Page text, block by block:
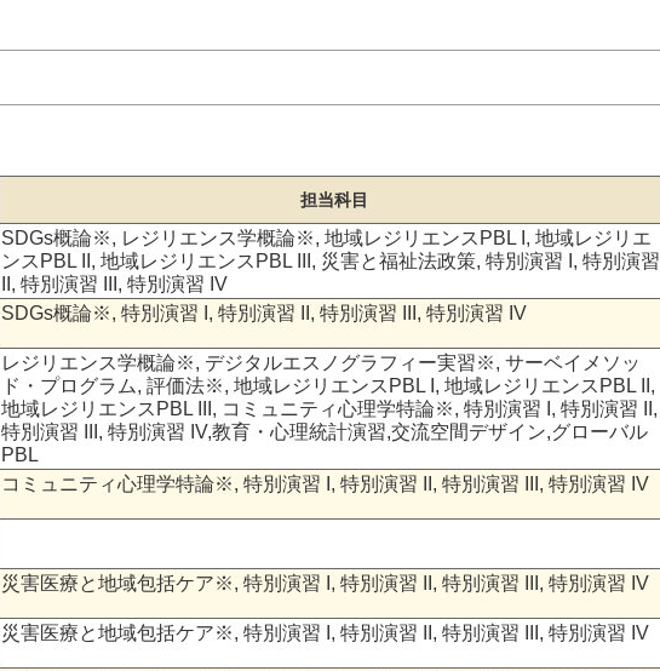
担当科目
SDGs概論※, レジリエンス学概論※, 地域レジリエンスPBL I, 地域レジリエ
ンスPBL II, 地域レジリエンスPBL III, 災害と福祉法政策, 特別演習 I, 特別演習
II, 特別演習 III, 特別演習 IV
SDGs概論※, 特別演習 I, 特別演習 II, 特別演習 III, 特別演習 IV
レジリエンス学概論※, デジタルエスノグラフィー実習※, サーベイメソッ
ド・プログラム, 評価法※, 地域レジリエンスPBL I, 地域レジリエンスPBL II,
地域レジリエンスPBL III, コミュニティ心理学特論※, 特別演習 I, 特別演習 II,
特別演習 III, 特別演習 IV,教育・心理統計演習,交流空間デザイン,グローバル
PBL
コミュニティ心理学特論※, 特別演習 I, 特別演習 II, 特別演習 III, 特別演習 IV
災害医療と地域包括ケア※, 特別演習 I, 特別演習 II, 特別演習 III, 特別演習 IV
災害医療と地域包括ケア※, 特別演習 I, 特別演習 II, 特別演習 III, 特別演習 IV